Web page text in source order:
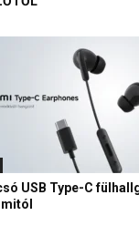
USB Type-C